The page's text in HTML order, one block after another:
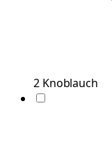
2 Knoblauch